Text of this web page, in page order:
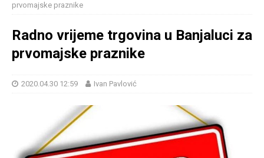
prvomajske praznike
Radno vrijeme trgovina u Banjaluci za
prvomajske praznike
2020.04.30 12:59 Ivan Pavlović